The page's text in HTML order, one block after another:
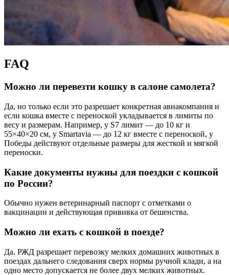
FAQ
Можно ли перевезти кошку в салоне самолета?
Да, но только если это разрешает конкретная авиакомпания и
если кошка вместе с переноской укладывается в лимиты по
весу и размерам. Например, у S7 лимит — до 10 кг и
55×40×20 см, у Smartavia — до 12 кг вместе с переноской, у
Победы действуют отдельные размеры для жесткой и мягкой
переноски.
Какие документы нужны для поездки с кошкой
по России?
Обычно нужен ветеринарный паспорт с отметками о
вакцинации и действующая прививка от бешенства.
Можно ли ехать с кошкой в поезде?
Да. РЖД разрешает перевозку мелких домашних животных в
поездах дальнего следования сверх нормы ручной клади, а на
одно место допускается не более двух мелких животных.